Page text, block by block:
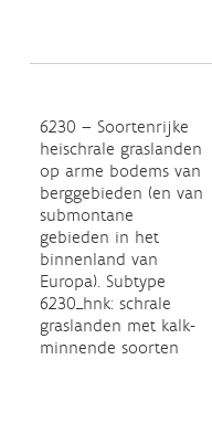
6230 – Soortenrijke
heischrale graslanden
op arme bodems van
berggebieden (en van
submontane
gebieden in het
binnenland van
Europa). Subtype
6230_hnk: schrale
graslanden met kalk-
minnende soorten